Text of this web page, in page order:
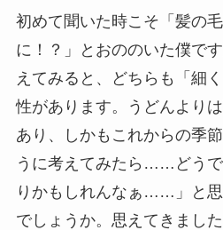
初めて聞いた時こそ「髪の
に！？」とおののいた僕で
えてみると、どちらも「細
性があります。うどんより
あり、しかもこれからの季
うに考えてみたら……どう
りかもしれんなぁ……」と
でしょうか。思えてきまし